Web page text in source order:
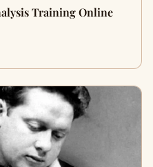
Training Online